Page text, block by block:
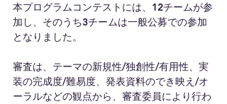
本プログラムコンテストには、12チームが参
加し、そのうち3チームは一般公募での参加
となりました。
審査は、テーマの新規性/独創性/有用性、実
装の完成度/難易度、発表資料のでき映え/オ
ーラルなどの観点から、審査委員により行わ